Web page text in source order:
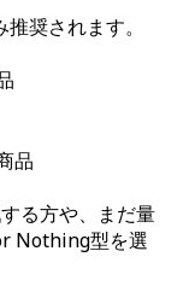
奨されます。
品
る方や、まだ量
Nothing型を選